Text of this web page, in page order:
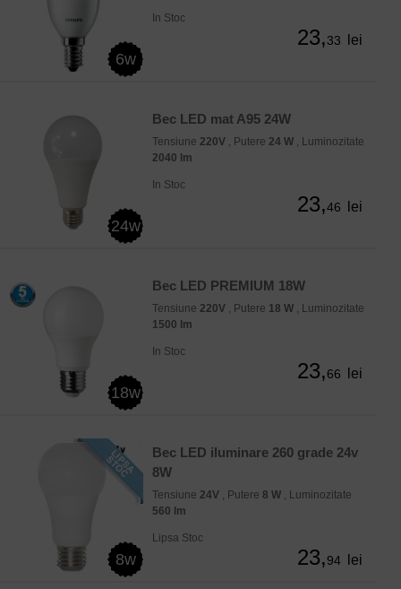
6w
In Stoc
23,33 lei
24w
Bec LED mat A95 24W
Tensiune 220V , Putere 24 W , Luminozitate
2040 lm
In Stoc
23,46 lei
18w
Bec LED PREMIUM 18W
Tensiune 220V , Putere 18 W , Luminozitate
1500 lm
In Stoc
23,66 lei
8w
Bec LED iluminare 260 grade 24v
8W
Tensiune 24V , Putere 8 W , Luminozitate
560 lm
Lipsa Stoc
23,94 lei